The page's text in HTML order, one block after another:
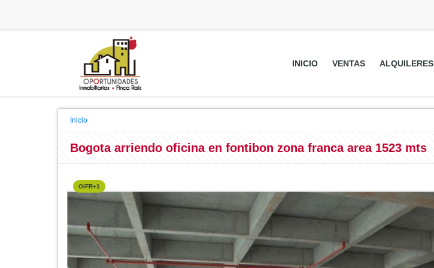
INICIO VENTAS ALQUILERES
Inicio
Bogota arriendo oficina en fontibon zona franca area 1523 mts
OIFR+1